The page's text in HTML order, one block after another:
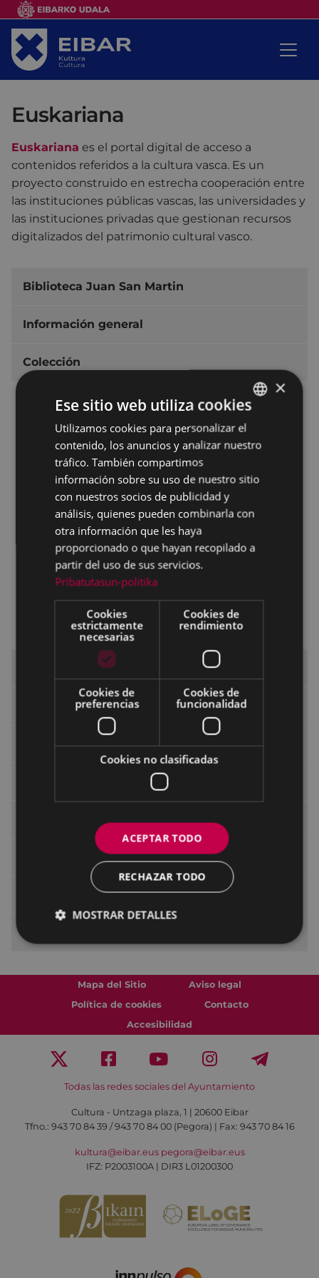
Euskariana
Euskariana es el portal digital de acceso a
contenidos referidos a la cultura vasca. Es un
proyecto construido en estrecha cooperación entre
las instituciones públicas vascas, las universidades y
las instituciones privadas que gestionan recursos
digitalizados del patrimonio cultural vasco.
Biblioteca Juan San Martin
Información general
Colección
Nuestro catálogo y tutoriales
Otros catálogos
Bibliotecas digitales
Euskariana
eLiburutegia
Hispana
Europeana
Centros de interés
Fondo Escuela de Armería
Fondo José Antonio Artamendi Muguerza
Novedades: libros, películas y discos nuevos
Servicios y usos
Blog de la biblioteca infantil
Formación de personas usuarias
Servicios online
Guías de lectura y otras publicaciones
Recursos en Internet
Mapa del Sitio
Aviso legal
Política de cookies
Contacto
Accesibilidad
Todas las redes sociales del Ayuntamiento
Cultura - Untzaga plaza, 1 | 20600 Eibar
Tfno.: 943 70 84 39 / 943 70 84 00 (Pegora) | Fax: 943 70 84 16
kultura@eibar.eus pegora@eibar.eus
IFZ: P2003100A | DIR3 L01200300
BASQUE
SPANISH
×
Ese sitio web utiliza cookies
Utilizamos cookies para personalizar el
contenido, los anuncios y analizar nuestro
tráfico. También compartimos
información sobre su uso de nuestro sitio
con nuestros socios de publicidad y
análisis, quienes pueden combinarla con
otra información que les haya
proporcionado o que hayan recopilado a
partir del uso de sus servicios.
Pribatutasun-politika
Cookies
estrictamente
necesarias
Cookies de
rendimiento
Cookies de
preferencias
Cookies de
funcionalidad
Cookies no clasificadas
ACEPTAR TODO
RECHAZAR TODO
MOSTRAR DETALLES